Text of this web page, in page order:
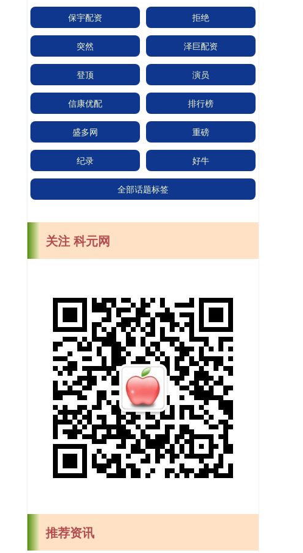
保宇配资 拒绝
突然 泽巨配资
登顶 演员
信康优配 排行榜
盛多网 重磅
纪录 好牛
全部话题标签
关注 科元网
推荐资讯